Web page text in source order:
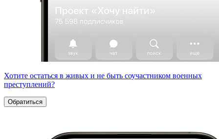
Хотите остаться в живых и не быть соучастником военных
преступлений?
Обратиться